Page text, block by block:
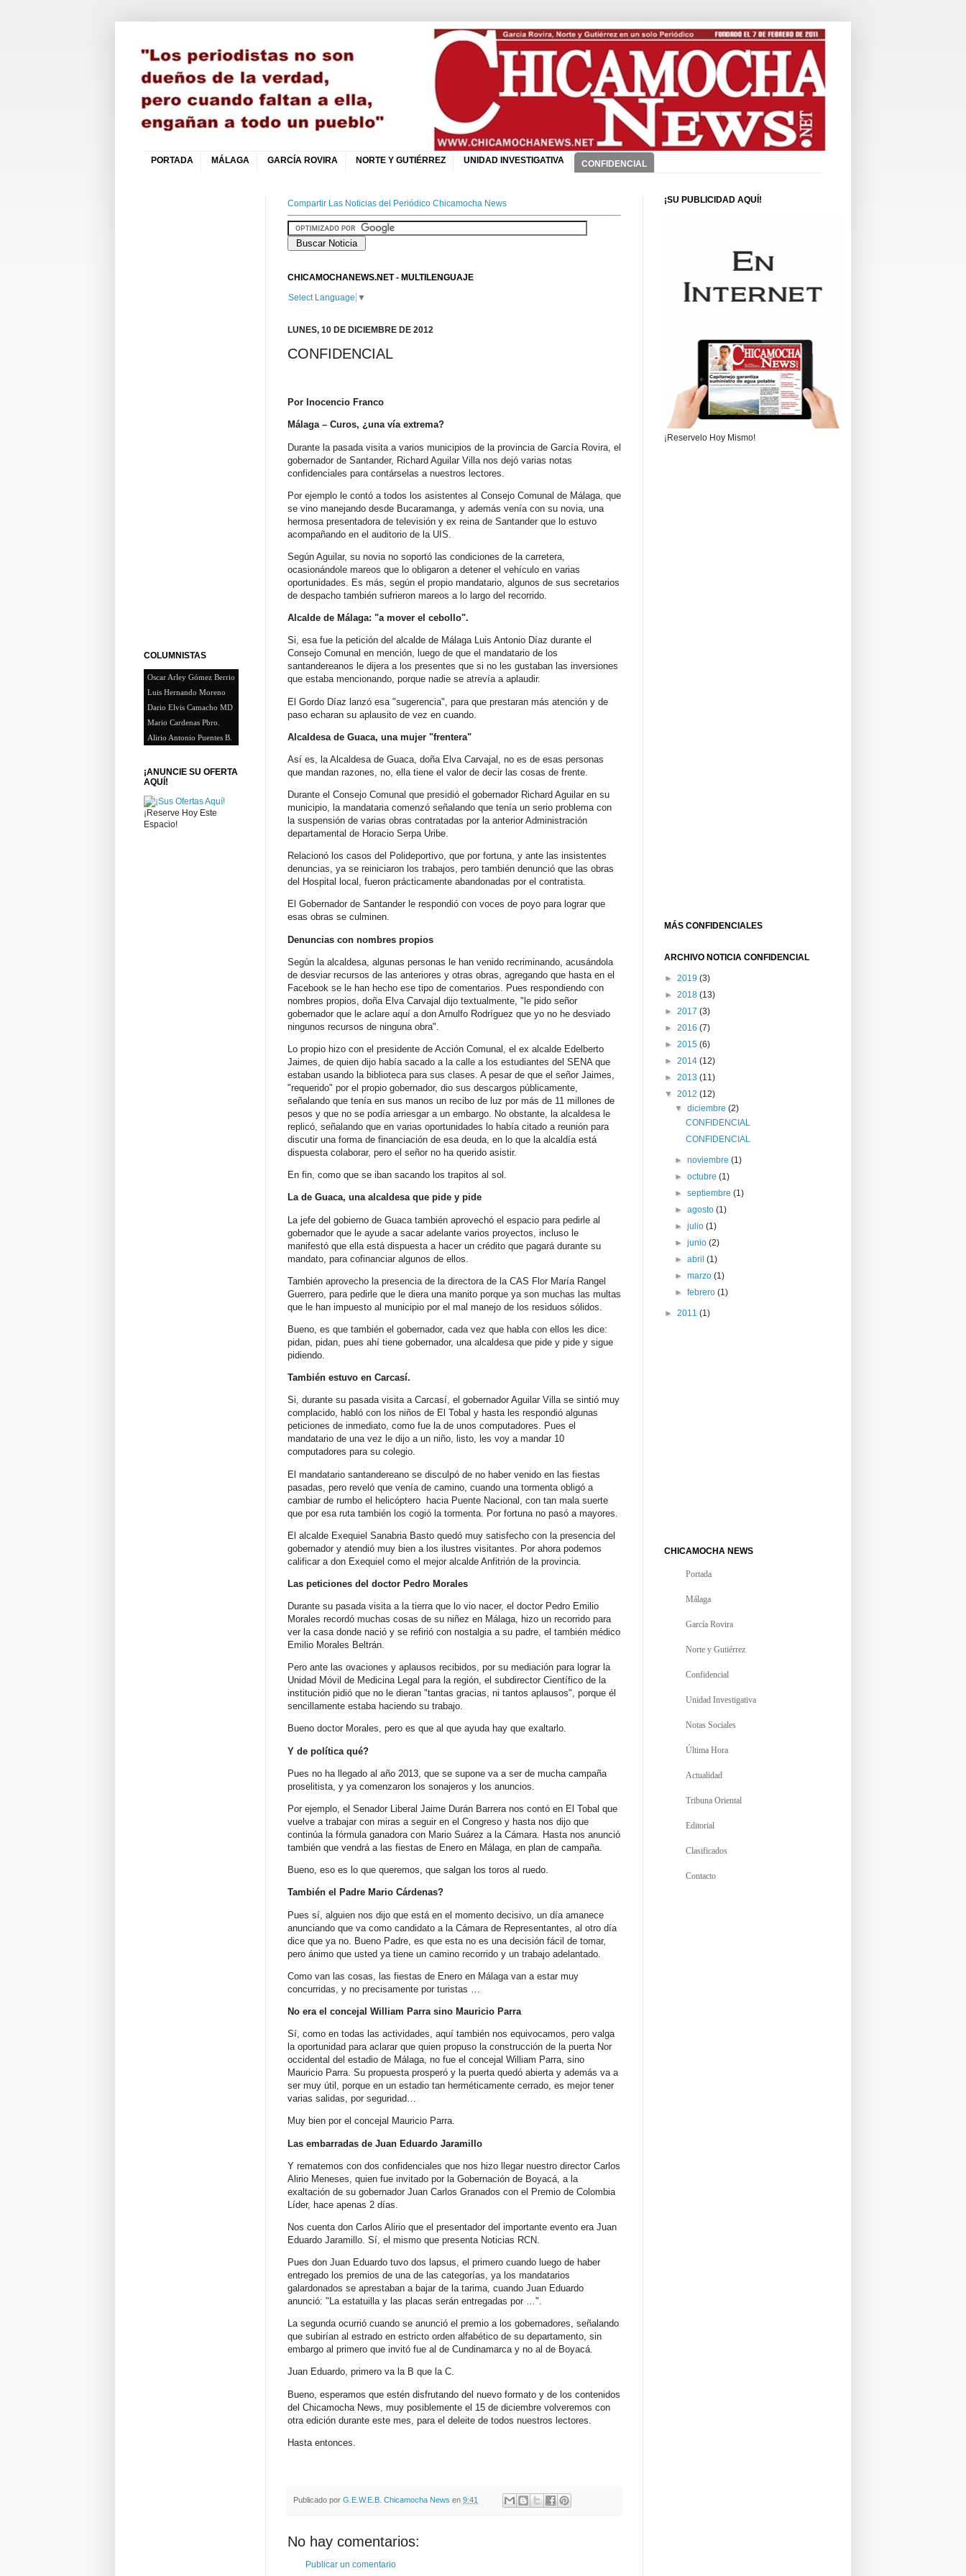
PORTADA MÁLAGA GARCÍA ROVIRA NORTE Y GUTIÉRREZ UNIDAD INVESTIGATIVA CONFIDENCIAL
Compartir Las Noticias del Periódico Chicamocha News
CHICAMOCHANEWS.NET - MULTILENGUAJE
Select Language ▼
LUNES, 10 DE DICIEMBRE DE 2012
CONFIDENCIAL
Por Inocencio Franco
Málaga – Curos, ¿una vía extrema?
Durante la pasada visita a varios municipios de la provincia de García Rovira, el
gobernador de Santander, Richard Aguilar Villa nos dejó varias notas
confidenciales para contárselas a nuestros lectores.
Por ejemplo le contó a todos los asistentes al Consejo Comunal de Málaga, que
se vino manejando desde Bucaramanga, y además venía con su novia, una
hermosa presentadora de televisión y ex reina de Santander que lo estuvo
acompañando en el auditorio de la UIS.
Según Aguilar, su novia no soportó las condiciones de la carretera,
ocasionándole mareos que lo obligaron a detener el vehículo en varias
oportunidades. Es más, según el propio mandatario, algunos de sus secretarios
de despacho también sufrieron mareos a lo largo del recorrido.
Alcalde de Málaga: "a mover el cebollo".
Si, esa fue la petición del alcalde de Málaga Luis Antonio Díaz durante el
Consejo Comunal en mención, luego de que el mandatario de los
santandereanos le dijera a los presentes que si no les gustaban las inversiones
que estaba mencionando, porque nadie se atrevía a aplaudir.
El Gordo Díaz lanzó esa "sugerencia", para que prestaran más atención y de
paso echaran su aplausito de vez en cuando.
Alcaldesa de Guaca, una mujer "frentera"
Así es, la Alcaldesa de Guaca, doña Elva Carvajal, no es de esas personas
que mandan razones, no, ella tiene el valor de decir las cosas de frente.
Durante el Consejo Comunal que presidió el gobernador Richard Aguilar en su
municipio, la mandataria comenzó señalando que tenía un serio problema con
la suspensión de varias obras contratadas por la anterior Administración
departamental de Horacio Serpa Uribe.
Relacionó los casos del Polideportivo, que por fortuna, y ante las insistentes
denuncias, ya se reiniciaron los trabajos, pero también denunció que las obras
del Hospital local, fueron prácticamente abandonadas por el contratista.
El Gobernador de Santander le respondió con voces de poyo para lograr que
esas obras se culminen.
Denuncias con nombres propios
Según la alcaldesa, algunas personas le han venido recriminando, acusándola
de desviar recursos de las anteriores y otras obras, agregando que hasta en el
Facebook se le han hecho ese tipo de comentarios. Pues respondiendo con
nombres propios, doña Elva Carvajal dijo textualmente, "le pido señor
gobernador que le aclare aquí a don Arnulfo Rodríguez que yo no he desviado
ningunos recursos de ninguna obra".
Lo propio hizo con el presidente de Acción Comunal, el ex alcalde Edelberto
Jaimes, de quien dijo había sacado a la calle a los estudiantes del SENA que
estaban usando la biblioteca para sus clases. A pesar de que el señor Jaimes,
"requerido" por el propio gobernador, dio sus descargos públicamente,
señalando que tenía en sus manos un recibo de luz por más de 11 millones de
pesos y que no se podía arriesgar a un embargo. No obstante, la alcaldesa le
replicó, señalando que en varias oportunidades lo había citado a reunión para
discutir una forma de financiación de esa deuda, en lo que la alcaldía está
dispuesta colaborar, pero el señor no ha querido asistir.
En fin, como que se iban sacando los trapitos al sol.
La de Guaca, una alcaldesa que pide y pide
La jefe del gobierno de Guaca también aprovechó el espacio para pedirle al
gobernador que le ayude a sacar adelante varios proyectos, incluso le
manifestó que ella está dispuesta a hacer un crédito que pagará durante su
mandato, para cofinanciar algunos de ellos.
También aprovecho la presencia de la directora de la CAS Flor María Rangel
Guerrero, para pedirle que le diera una manito porque ya son muchas las multas
que le han impuesto al municipio por el mal manejo de los residuos sólidos.
Bueno, es que también el gobernador, cada vez que habla con ellos les dice:
pidan, pidan, pues ahí tiene gobernador, una alcaldesa que pide y pide y sigue
pidiendo.
También estuvo en Carcasí.
Si, durante su pasada visita a Carcasí, el gobernador Aguilar Villa se sintió muy
complacido, habló con los niños de El Tobal y hasta les respondió algunas
peticiones de inmediato, como fue la de unos computadores. Pues el
mandatario de una vez le dijo a un niño, listo, les voy a mandar 10
computadores para su colegio.
El mandatario santandereano se disculpó de no haber venido en las fiestas
pasadas, pero reveló que venía de camino, cuando una tormenta obligó a
cambiar de rumbo el helicóptero hacia Puente Nacional, con tan mala suerte
que por esa ruta también los cogió la tormenta. Por fortuna no pasó a mayores.
El alcalde Exequiel Sanabria Basto quedó muy satisfecho con la presencia del
gobernador y atendió muy bien a los ilustres visitantes. Por ahora podemos
calificar a don Exequiel como el mejor alcalde Anfitrión de la provincia.
Las peticiones del doctor Pedro Morales
Durante su pasada visita a la tierra que lo vio nacer, el doctor Pedro Emilio
Morales recordó muchas cosas de su niñez en Málaga, hizo un recorrido para
ver la casa donde nació y se refirió con nostalgia a su padre, el también médico
Emilio Morales Beltrán.
Pero ante las ovaciones y aplausos recibidos, por su mediación para lograr la
Unidad Móvil de Medicina Legal para la región, el subdirector Científico de la
institución pidió que no le dieran "tantas gracias, ni tantos aplausos", porque él
sencillamente estaba haciendo su trabajo.
Bueno doctor Morales, pero es que al que ayuda hay que exaltarlo.
Y de política qué?
Pues no ha llegado al año 2013, que se supone va a ser de mucha campaña
proselitista, y ya comenzaron los sonajeros y los anuncios.
Por ejemplo, el Senador Liberal Jaime Durán Barrera nos contó en El Tobal que
vuelve a trabajar con miras a seguir en el Congreso y hasta nos dijo que
continúa la fórmula ganadora con Mario Suárez a la Cámara. Hasta nos anunció
también que vendrá a las fiestas de Enero en Málaga, en plan de campaña.
Bueno, eso es lo que queremos, que salgan los toros al ruedo.
También el Padre Mario Cárdenas?
Pues sí, alguien nos dijo que está en el momento decisivo, un día amanece
anunciando que va como candidato a la Cámara de Representantes, al otro día
dice que ya no. Bueno Padre, es que esta no es una decisión fácil de tomar,
pero ánimo que usted ya tiene un camino recorrido y un trabajo adelantado.
Como van las cosas, las fiestas de Enero en Málaga van a estar muy
concurridas, y no precisamente por turistas …
No era el concejal William Parra sino Mauricio Parra
Sí, como en todas las actividades, aquí también nos equivocamos, pero valga
la oportunidad para aclarar que quien propuso la construcción de la puerta Nor
occidental del estadio de Málaga, no fue el concejal William Parra, sino
Mauricio Parra. Su propuesta prosperó y la puerta quedó abierta y además va a
ser muy útil, porque en un estadio tan herméticamente cerrado, es mejor tener
varias salidas, por seguridad…
Muy bien por el concejal Mauricio Parra.
Las embarradas de Juan Eduardo Jaramillo
Y rematemos con dos confidenciales que nos hizo llegar nuestro director Carlos
Alirio Meneses, quien fue invitado por la Gobernación de Boyacá, a la
exaltación de su gobernador Juan Carlos Granados con el Premio de Colombia
Líder, hace apenas 2 días.
Nos cuenta don Carlos Alirio que el presentador del importante evento era Juan
Eduardo Jaramillo. Sí, el mismo que presenta Noticias RCN.
Pues don Juan Eduardo tuvo dos lapsus, el primero cuando luego de haber
entregado los premios de una de las categorías, ya los mandatarios
galardonados se aprestaban a bajar de la tarima, cuando Juan Eduardo
anunció: "La estatuilla y las placas serán entregadas por …".
La segunda ocurrió cuando se anunció el premio a los gobernadores, señalando
que subirían al estrado en estricto orden alfabético de su departamento, sin
embargo al primero que invitó fue al de Cundinamarca y no al de Boyacá.
Juan Eduardo, primero va la B que la C.
Bueno, esperamos que estén disfrutando del nuevo formato y de los contenidos
del Chicamocha News, muy posiblemente el 15 de diciembre volveremos con
otra edición durante este mes, para el deleite de todos nuestros lectores.
Hasta entonces.
Publicado por G.E.W.E.B. Chicamocha News en 9:41
No hay comentarios:
Publicar un comentario
COLUMNISTAS
Oscar Arley Gómez Berrio
Luis Hernando Moreno
Dario Elvis Camacho MD
Mario Cardenas Pbro.
Alirio Antonio Puentes B.
¡ANUNCIE SU OFERTA
AQUÍ!
¡Reserve Hoy Este
Espacio!
¡SU PUBLICIDAD AQUÍ!
¡Reservelo Hoy Mismo!
MÁS CONFIDENCIALES
ARCHIVO NOTICIA CONFIDENCIAL
► 2019 (3)
► 2018 (13)
► 2017 (3)
► 2016 (7)
► 2015 (6)
► 2014 (12)
► 2013 (11)
▼ 2012 (12)
▼diciembre(2)
CONFIDENCIAL
CONFIDENCIAL
►noviembre(1)
►octubre(1)
►septiembre(1)
►agosto(1)
►julio(1)
►junio(2)
►abril(1)
►marzo(1)
►febrero(1)
► 2011 (1)
CHICAMOCHA NEWS
Portada
Málaga
García Rovira
Norte y Gutiérrez
Confidencial
Unidad Investigativa
Notas Sociales
Última Hora
Actualidad
Tribuna Oriental
Editorial
Clasificados
Contacto